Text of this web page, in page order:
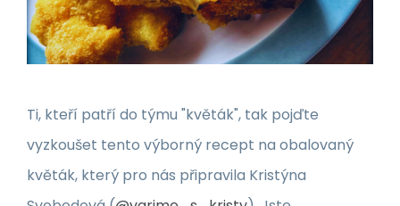
Ti, kteří patří do týmu "květák", tak pojďte
vyzkoušet tento výborný recept na obalovaný
květák, který pro nás připravila Kristýna